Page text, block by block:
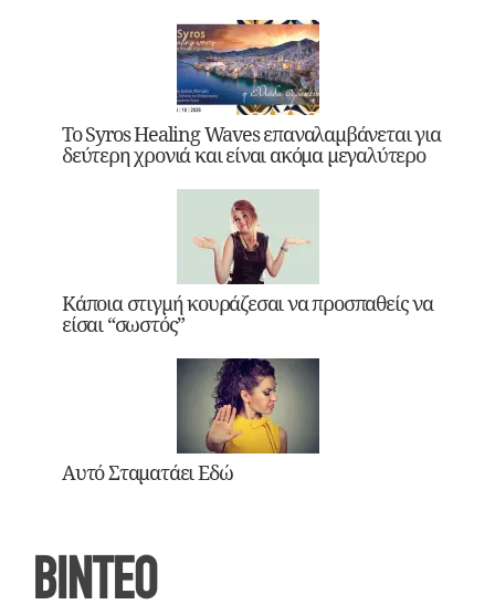
Το Syros Healing Waves επαναλαμβάνεται για
δεύτερη χρονιά και είναι ακόμα μεγαλύτερο
Κάποια στιγμή κουράζεσαι να προσπαθείς να
είσαι “σωστός”
Αυτό Σταματάει Εδώ
ΒΙΝΤΕΟ